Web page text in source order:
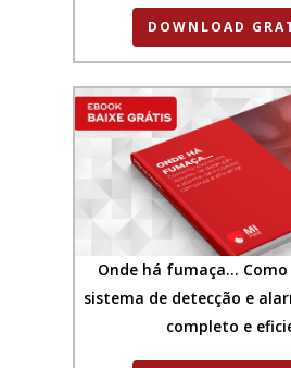
DOWNLOAD
Onde há fumaça…
sistema de detecção e
completo e